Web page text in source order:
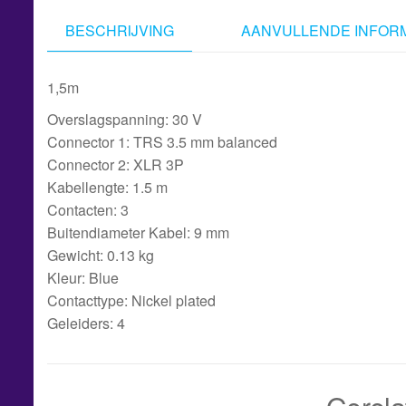
BESCHRIJVING AANVULLENDE
1,5m
Overslagspanning: 30 V
Connector 1: TRS 3.5 mm balanced
Connector 2: XLR 3P
Kabellengte: 1.5 m
Contacten: 3
Buitendiameter Kabel: 9 mm
Gewicht: 0.13 kg
Kleur: Blue
Contacttype: Nickel plated
Geleiders: 4